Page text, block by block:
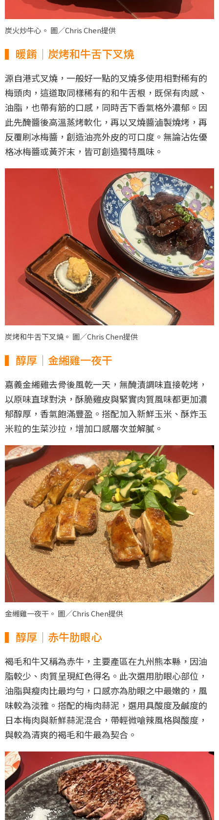
炭火炒牛心。 圖／Chris Chen提供
▍暖餚｜炭烤和牛舌下叉燒
源自港式叉燒，一般好一點的叉燒多使用相對稀有的
梅頭肉，這道取同樣稀有的和牛舌根，既保有肉感、
油脂，也帶有筋的口感，同時舌下香氣格外濃郁。因
此先醃醬後高溫蒸烤軟化，再以叉燒醬滷製燒烤，再
反覆刷冰梅醬，創造油亮外皮的可口度。無論沾佐優
格冰梅醬或黃芥末，皆可創造獨特風味。
炭烤和牛舌下叉燒。 圖／Chris Chen提供
▍醇厚｜金緗雞一夜干
嘉義金緗雞去骨後風乾一天，無醃漬調味直接乾烤，
以原味直球對決，酥脆雞皮與緊實肉質風味都更加濃
郁醇厚，香氣飽滿豐盈。搭配加入新鮮玉米、酥炸玉
米粒的生菜沙拉，增加口感層次並解膩。
金緗雞一夜干。 圖／Chris Chen提供
▍醇厚｜赤牛肋眼心
褐毛和牛又稱為赤牛，主要產區在九州熊本縣，因油
脂較少、肉質呈現紅色得名。此次選用肋眼心部位，
油脂與瘦肉比最均勻，口感亦為肋眼之中最嫩的，風
味較為淡雅。搭配的梅肉蒜泥，選用具酸度及鹹度的
日本梅肉與新鮮蒜泥混合，帶輕微嗆辣風格與酸度，
與較為清爽的褐毛和牛最為契合。